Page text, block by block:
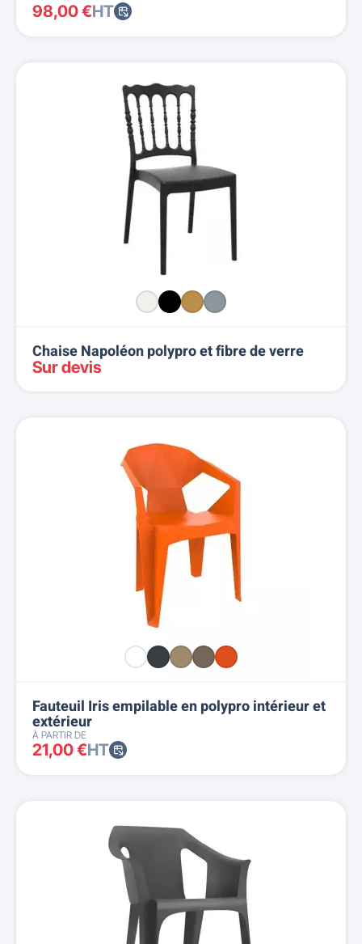
98,00 €HT
Chaise Napoléon polypro et fibre de verre
Sur devis
Fauteuil Iris empilable en polypro intérieur et
extérieur
À PARTIR DE
21,00 €HT